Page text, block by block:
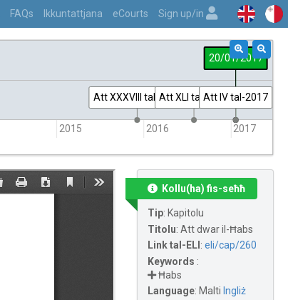
FAQs Ikkuntattjana eCourts Sign up/in
20/01/2017
Att XXXVIII tal-2015Att XLI tal-2016Att IV tal-2017
2015 2016 2017
Kollu(ha) fis-seħħ
Tip: Kapitolu
Titolu: Att dwar il-Ħabs
Link tal-ELI : eli/cap/260
Keywords :
Ħabs
Language: Malti Ingliż